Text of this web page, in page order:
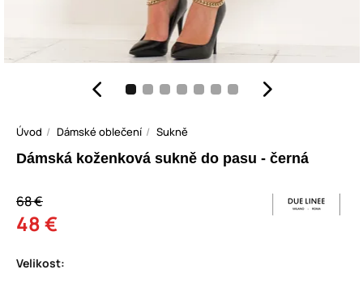
Úvod Dámské oblečení Sukně
Dámská koženková sukně do pasu - černá
68 €
48 €
Velikost: